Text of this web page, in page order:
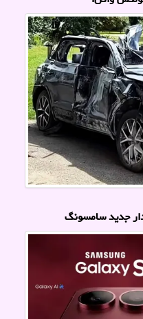
جدید سامسونگ